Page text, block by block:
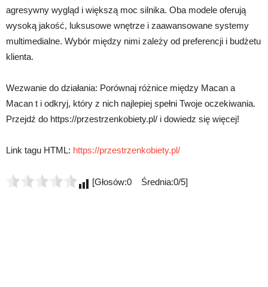
agresywny wygląd i większą moc silnika. Oba modele oferują
wysoką jakość, luksusowe wnętrze i zaawansowane systemy
multimedialne. Wybór między nimi zależy od preferencji i budżetu
klienta.
Wezwanie do działania: Porównaj różnice między Macan a
Macan t i odkryj, który z nich najlepiej spełni Twoje oczekiwania.
Przejdź do https://przestrzenkobiety.pl/ i dowiedz się więcej!
Link tagu HTML: https://przestrzenkobiety.pl/
[Głosów:0 Średnia:0/5]